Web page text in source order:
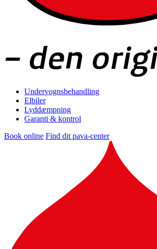
Undervognsbehandling
Elbiler
Lyddæmpning
Garanti & kontrol
Book online Find dit pava-center